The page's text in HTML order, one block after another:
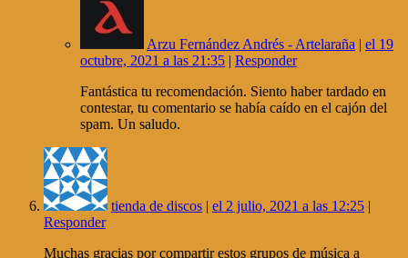
Arzu Fernández Andrés - Artelaraña | el 19
octubre, 2021 a las 21:35 | Responder
Fantástica tu recomendación. Siento haber tardado en
contestar, tu comentario se había caído en el cajón del
spam. Un saludo.
tienda de discos | el 2 julio, 2021 a las 12:25 |
Responder
Muchas gracias por compartir estos grupos de música a